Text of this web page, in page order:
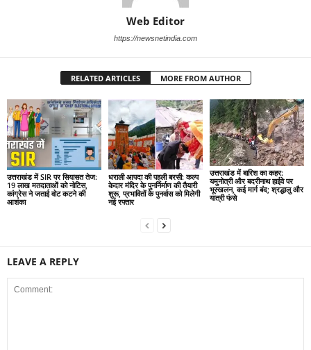
Web Editor
https://newsnetindia.com
RELATED ARTICLES MORE FROM AUTHOR
उत्तराखंड में SIR पर सियासत तेज:
19 लाख मतदाताओं को नोटिस,
कांग्रेस ने जताई वोट कटने की
आशंका
धराली आपदा की पहली बरसी: कल्प
केदार मंदिर के पुनर्निर्माण की तैयारी
शुरू, प्रभावितों के पुनर्वास को मिलेगी
नई रफ्तार
उत्तराखंड में बारिश का कहर:
यमुनोत्री और बदरीनाथ हाईवे पर
भूस्खलन, कई मार्ग बंद; श्रद्धालु और
यात्री फंसे
LEAVE A REPLY